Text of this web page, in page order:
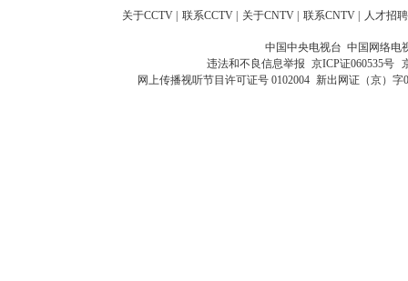
关于CCTV | 联系CCTV | 关于CNTV | 联系CNTV | 人才招聘
中国中央电视台 中国网络电
违法和不良信息举报 京ICP证060535号
网上传播视听节目许可证号 0102004 新出网证（京）